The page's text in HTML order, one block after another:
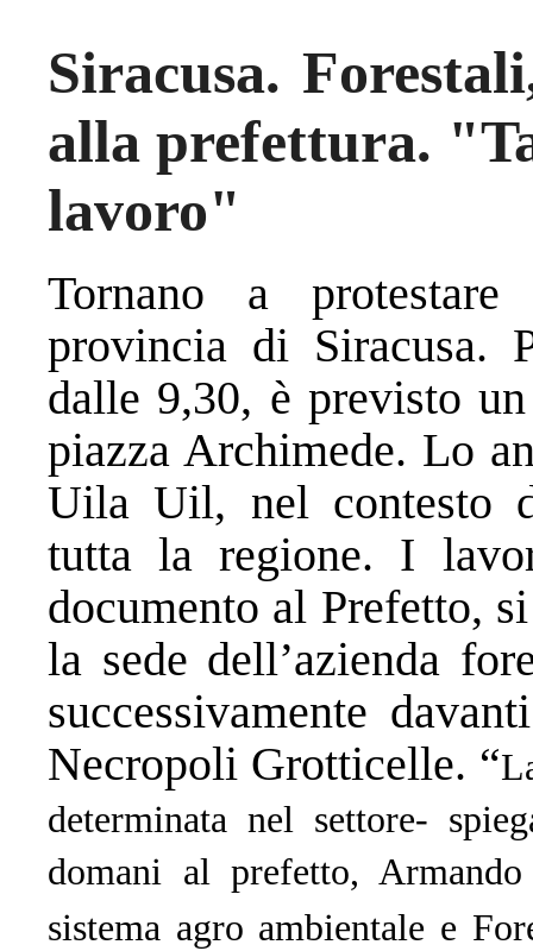
Siracusa.
alla prefettura.
lavoro"
Tornano a
provincia di Siracusa.
dalle 9,30, è previsto
piazza Archimede. Lo
Uila Uil, nel contesto
tutta la regione. I
documento al Prefetto,
la sede dell’azienda
successivamente
Necropoli Grotticelle. “
determinata nel settore-
domani al prefetto,
sistema agro ambientale e